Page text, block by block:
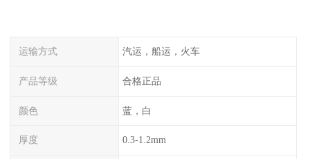
运输方式 汽运，船运，火车
产品等级 合格正品
颜色 蓝，白
厚度 0.3-1.2mm